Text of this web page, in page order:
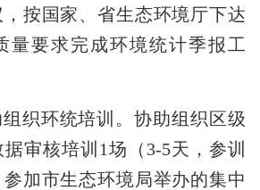
按国家、省生态环境厅下达
量要求完成环境统计季报工
组织环统培训。协助组织区级
审核培训 1场（ 3-5天，参训
加市生态环境局举办的集中